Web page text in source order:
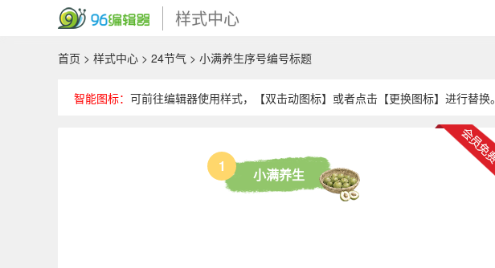
样式中心
首页 > 样式中心 > 24节气 > 小满养生序号编号标题
智能图标： 可前往编辑器使用样式，【双击动图标】或者点击【更换图标】进行替换。
1 小满养生